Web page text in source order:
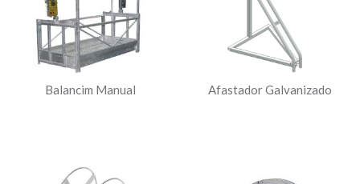
Balancim Manual Afastador Galvanizado